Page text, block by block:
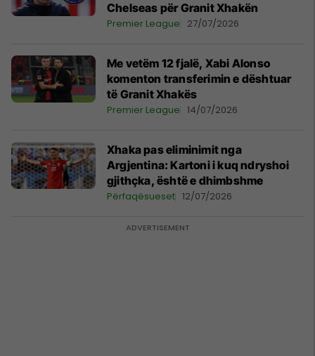
Chelseas për Granit Xhakën
Premier League 27/07/2026
Me vetëm 12 fjalë, Xabi Alonso
komenton transferimin e dështuar
të Granit Xhakës
Premier League 14/07/2026
Xhaka pas eliminimit nga
Argjentina: Kartoni i kuq ndryshoi
gjithçka, është e dhimbshme
Përfaqësueset 12/07/2026